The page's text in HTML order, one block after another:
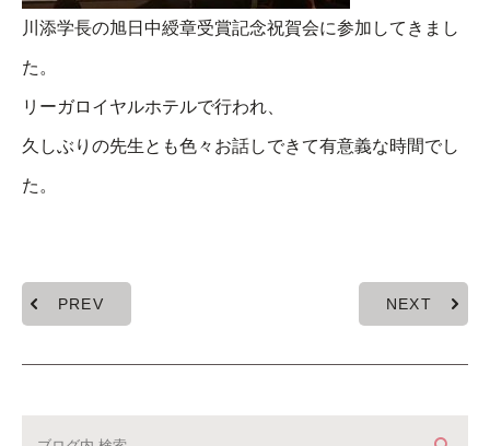
川添学長の旭日中綬章受賞記念祝賀会に参加してきまし
た。
リーガロイヤルホテルで行われ、
久しぶりの先生とも色々お話しできて有意義な時間でし
た。
PREV NEXT